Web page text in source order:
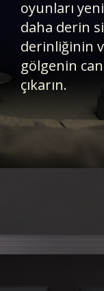
oyunları
daha derin
derinliğinin
gölgenin
çıkarın.​